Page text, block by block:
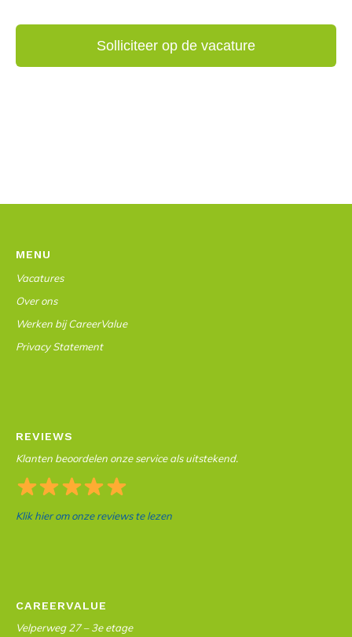
MENU
Vacatures
Over ons
Werken bij CareerValue
Privacy Statement
REVIEWS
Klanten beoordelen onze service als uitstekend.
Klik hier om onze reviews te lezen
CAREERVALUE
Velperweg 27 – 3e etage